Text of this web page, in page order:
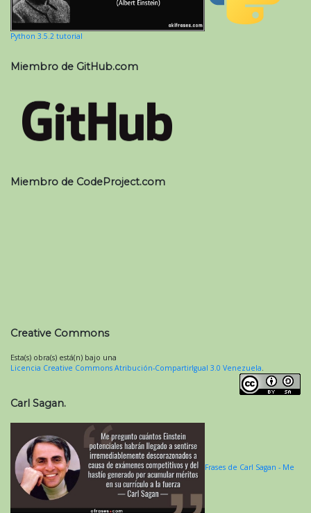
Python 3.5.2 tutorial
Miembro de GitHub.com
Miembro de CodeProject.com
Creative Commons
Esta(s) obra(s) está(n) bajo una
Licencia Creative Commons Atribución-CompartirIgual 3.0 Venezuela
Carl Sagan.
Frases de Carl Sagan - Me